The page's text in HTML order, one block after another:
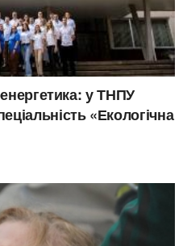
у ТНПУ
«Екологічна